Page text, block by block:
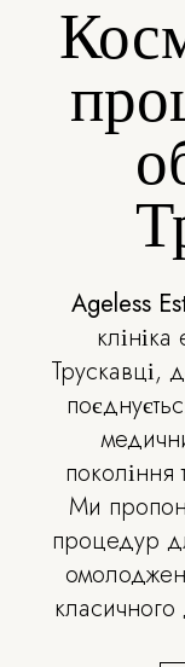
Ageless
клініка
Трускавці,
покоління
Ми
процедур
класичного